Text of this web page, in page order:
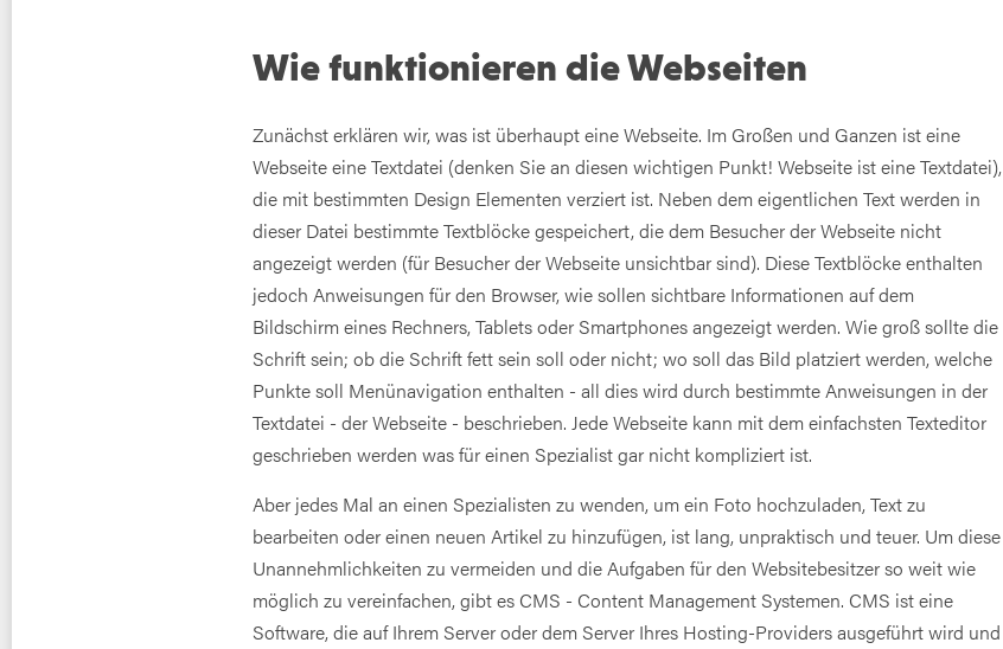
Wie funktionieren die Webseiten
Zunächst erklären wir, was ist überhaupt eine Webseite. Im Großen und Ganzen ist eine
Webseite eine Textdatei (denken Sie an diesen wichtigen Punkt! Webseite ist eine Textdatei),
die mit bestimmten Design Elementen verziert ist. Neben dem eigentlichen Text werden in
dieser Datei bestimmte Textblöcke gespeichert, die dem Besucher der Webseite nicht
angezeigt werden (für Besucher der Webseite unsichtbar sind). Diese Textblöcke enthalten
jedoch Anweisungen für den Browser, wie sollen sichtbare Informationen auf dem
Bildschirm eines Rechners, Tablets oder Smartphones angezeigt werden. Wie groß sollte die
Schrift sein; ob die Schrift fett sein soll oder nicht; wo soll das Bild platziert werden, welche
Punkte soll Menünavigation enthalten - all dies wird durch bestimmte Anweisungen in der
Textdatei - der Webseite - beschrieben. Jede Webseite kann mit dem einfachsten Texteditor
geschrieben werden was für einen Spezialist gar nicht kompliziert ist.
Aber jedes Mal an einen Spezialisten zu wenden, um ein Foto hochzuladen, Text zu
bearbeiten oder einen neuen Artikel zu hinzufügen, ist lang, unpraktisch und teuer. Um diese
Unannehmlichkeiten zu vermeiden und die Aufgaben für den Websitebesitzer so weit wie
möglich zu vereinfachen, gibt es CMS - Content Management Systemen. CMS ist eine
Software, die auf Ihrem Server oder dem Server Ihres Hosting-Providers ausgeführt wird und